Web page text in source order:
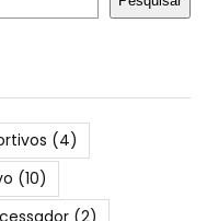
(4)
(10)
(2)